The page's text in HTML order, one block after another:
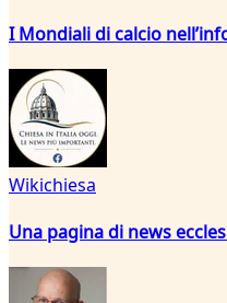
I Mondiali di calcio
Wikichiesa
Una pagina di news